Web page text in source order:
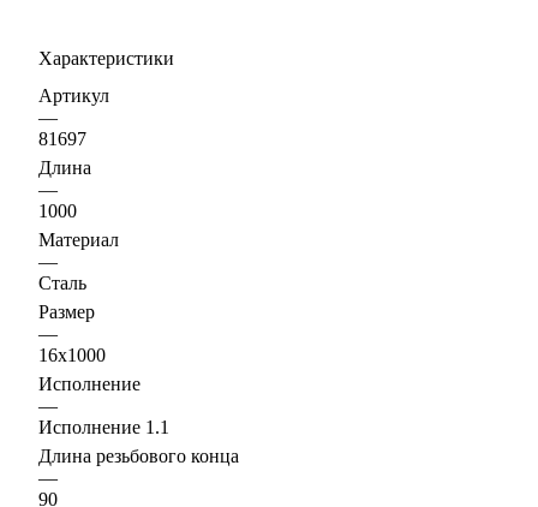
Характеристики
Артикул
—
81697
Длина
—
1000
Материал
—
Сталь
Размер
—
16х1000
Исполнение
—
Исполнение 1.1
Длина резьбового конца
—
90